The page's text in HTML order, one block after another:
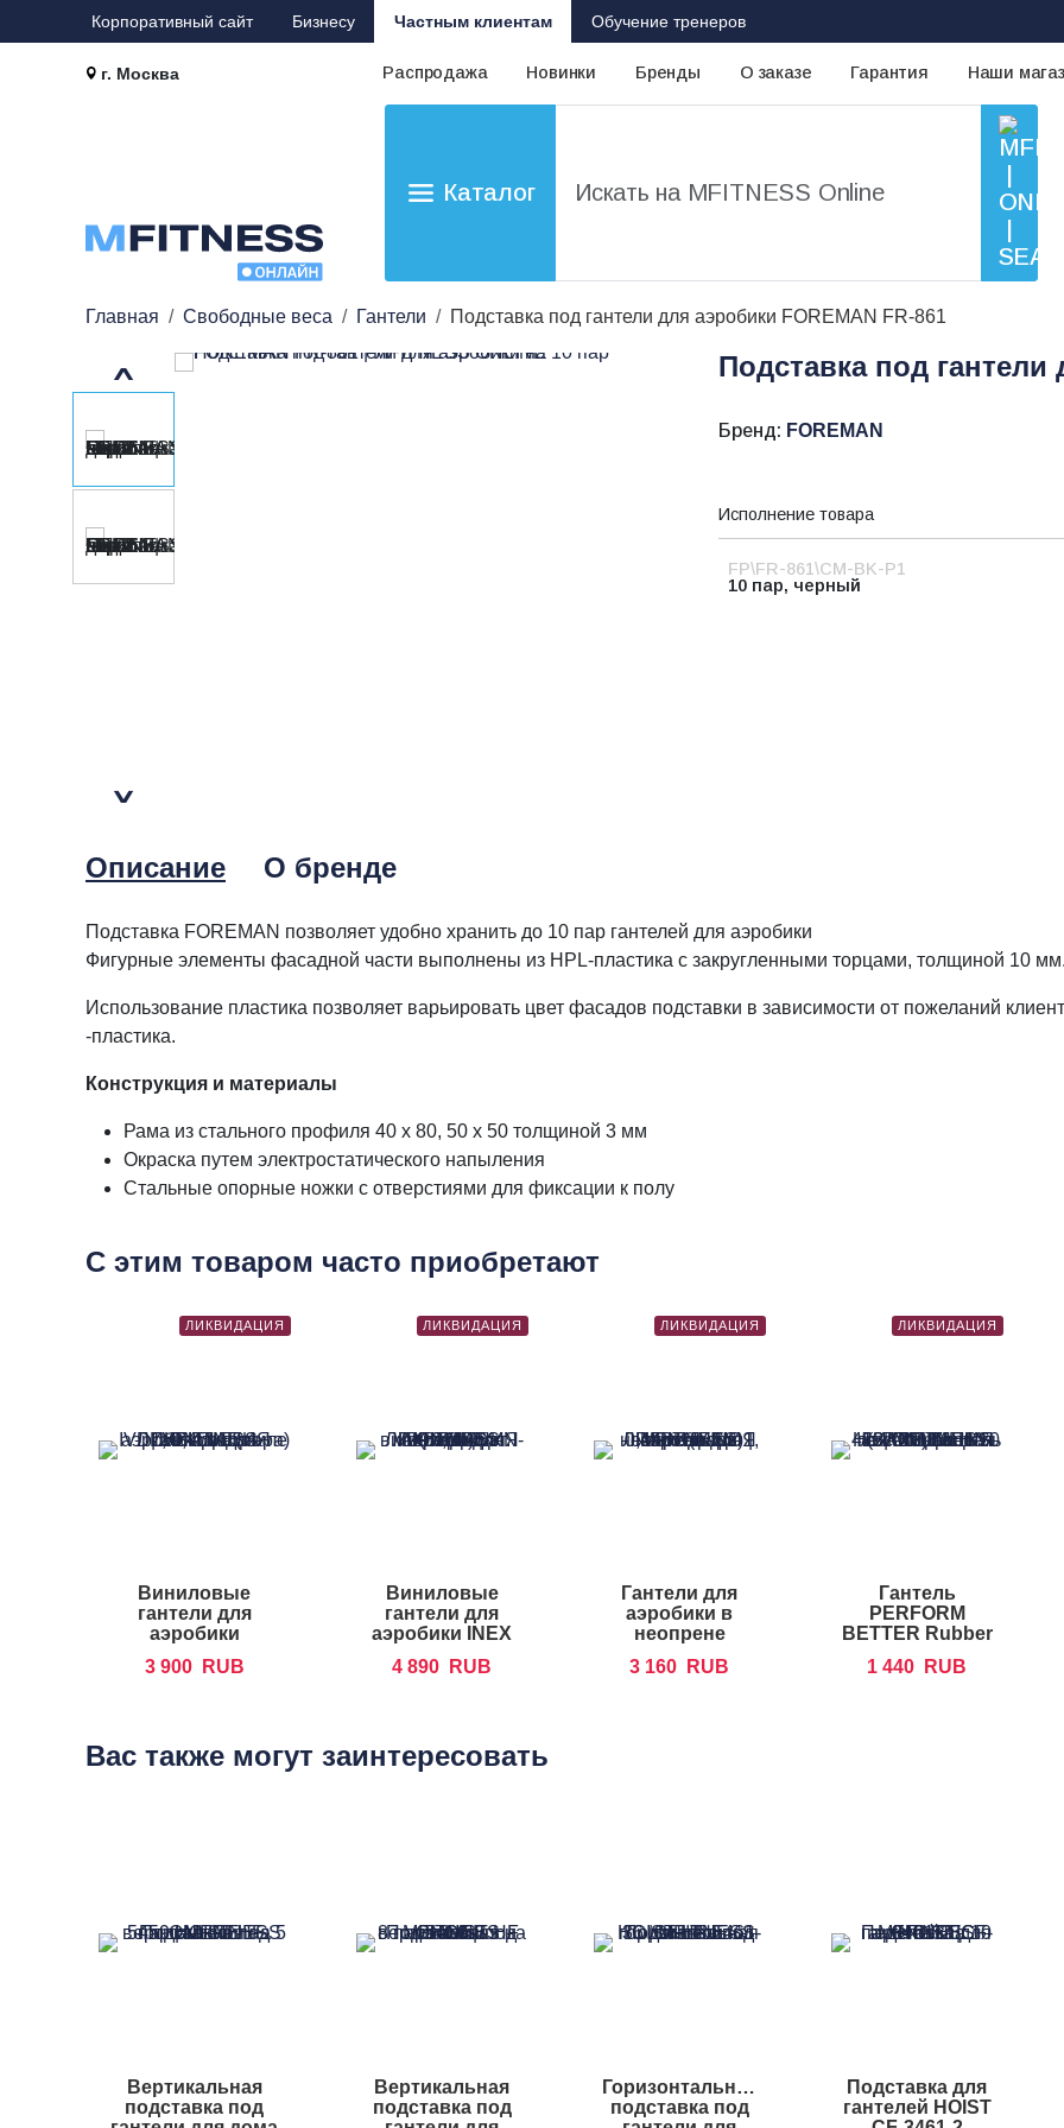
Корпоративный сайт Бизнесу Частным клиентам Обучение тренеров
г. Москва Распродажа Новинки Бренды О заказе Гарантия Наши
Каталог
Главная Свободные веса Гантели Подставка под гантели для аэробики FOREMAN FR-861
Подставка под гантели
Бренд: FOREMAN
Исполнение товара
FP\FR-861\CM-BK-P1
10 пар, черный
Описание О бренде
Подставка FOREMAN позволяет удобно хранить до 10 пар гантелей для аэробики
Фигурные элементы фасадной части выполнены из HPL-пластика с закругленными торцами, толщиной 10 мм.
Использование пластика позволяет варьировать цвет фасадов подставки в зависимости от пожеланий
-пластика.
Конструкция и материалы
Рама из стального профиля 40 х 80, 50 х 50 толщиной 3 мм
Окраска путем электростатического напыления
Стальные опорные ножки с отверстиями для фиксации к полу
С этим товаром часто приобретают
ЛИКВИДАЦИЯ
Виниловые
гантели для
аэробики
3 900 RUB
ЛИКВИДАЦИЯ
Виниловые
гантели для
аэробики INEX
4 890 RUB
ЛИКВИДАЦИЯ
Гантели для
аэробики в
неопрене
3 160 RUB
ЛИКВИДАЦИЯ
Гантель
PERFORM
BETTER Rubber
Dumbbells
1 440 RUB
Вас также могут заинтересовать
Вертикальная
подставка под
Вертикальная
подставка под
Горизонтальная
подставка под
Подставка для
гантелей HOIST